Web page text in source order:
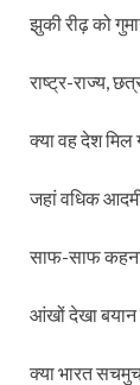
झुकी रीढ़ को
राष्ट्र-राज्य,
क्या वह देश मिल
जहां वधिक
साफ-साफ कहना
आंखों देखा बयान
क्या भारत